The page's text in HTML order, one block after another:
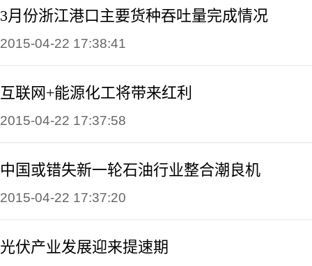
3月份浙江港口主要货种吞吐量完成情况
2015-04-22 17:38:41
互联网+能源化工将带来红利
2015-04-22 17:37:58
中国或错失新一轮石油行业整合潮良机
2015-04-22 17:37:20
光伏产业发展迎来提速期